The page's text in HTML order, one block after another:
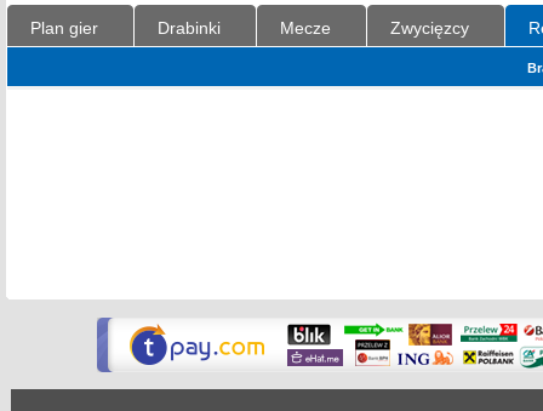
Plan gier Drabinki Mecze Zwycięzcy